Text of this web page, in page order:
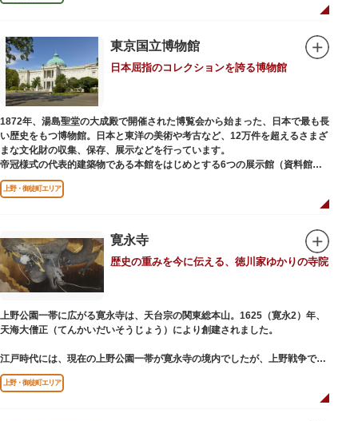
東京国立博物館
日本屈指のコレクションを誇る博物館
1872年、湯島聖堂の大成殿で開催された博覧会から始まった、日本で最も長
い歴史をもつ博物館。日本と東洋の美術や考古など、12万件を超えるさまざ
まな文化財の収集、保存、展示などを行っています。
帝冠様式の代表的建築物である本館をはじめとする6つの展示館（資料館）
からなり、89件の国宝を所蔵。常に貴重な文化財を公開し、講座や講演会、
ワークショップなどを実施しています。国宝や重要文化財などの名品をたど
りながら、真の美術史を堪能し価値あるひと時を過ごしてみてはいかがでし
吹き抜けのエントランスに大理石の大階段がある本館では、壁時計やステン
ドグラスなど格調高い内部装飾にも注目してみてください。初めて来館する
方や時間が限られている方などに向け提案されたコース（日本美術入門／た
てものめぐり／仏像大好き）を参考にめぐるのも良いでしょう。
敷地内にはレストランやミュージアムショップのほか緑豊かな庭園も。季節
ごとの彩りを感じながらゆったりと散策するのもおすすめです。
上野・御徒町エリア
寛永寺
歴史の重みを今に伝える、徳川家ゆかりの寺院
上野公園一帯に広がる寛永寺は、天台宗の関東総本山。1625（寛永2）年、
天海大僧正（てんかいだいそうじょう）により創建されました。
江戸時代には、現在の上野公園一帯が寛永寺の境内でしたが、上野戦争でそ
の多くを焼失。現在は根本中堂をはじめ開山堂（両大師）、不忍池辯天堂、
上野大仏（パゴダ）、輪王殿などの建造物が上野公園とその周辺に点在して
います。戦火を免れた輪王寺門跡御本坊表門、徳川将軍霊廟勅額門など重要
上野・御徒町エリア